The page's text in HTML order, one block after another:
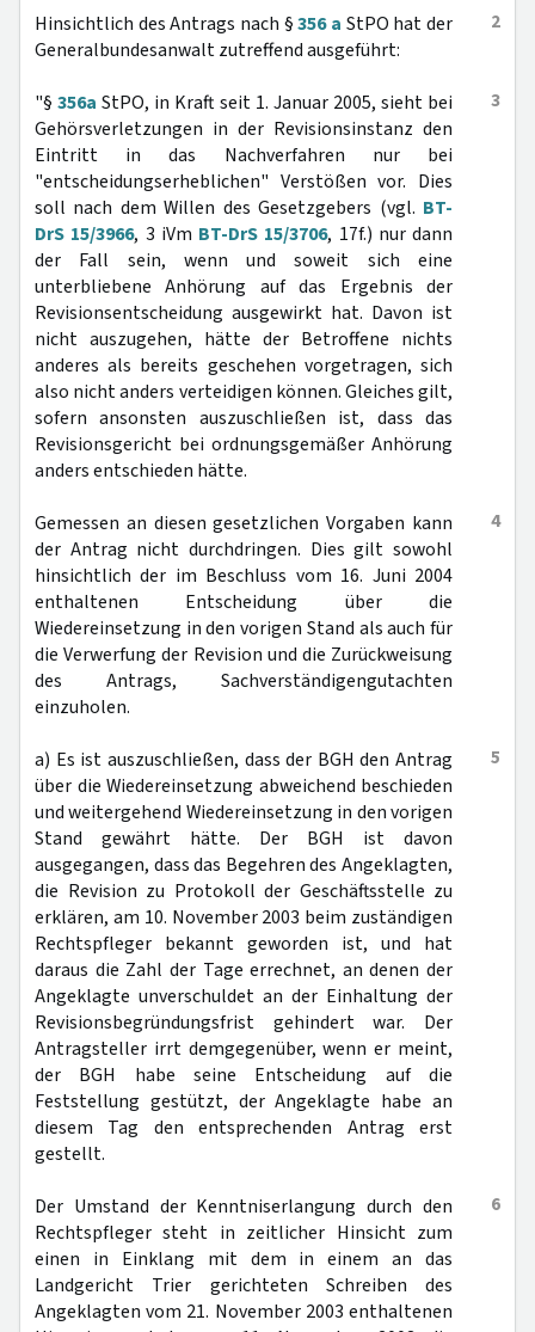
2
Hinsichtlich des Antrags nach §356 a StPO hat der
Generalbundesanwalt zutreffend ausgeführt:
3
"§356a StPO, in Kraft seit 1. Januar 2005, sieht bei
Gehörsverletzungen in der Revisionsinstanz den
Eintritt in das Nachverfahren nur bei
"entscheidungserheblichen" Verstößen vor. Dies
soll nach dem Willen des Gesetzgebers (vgl. BT-
DrS 15/3966, 3 iVm BT-DrS 15/3706, 17f.) nur dann
der Fall sein, wenn und soweit sich eine
unterbliebene Anhörung auf das Ergebnis der
Revisionsentscheidung ausgewirkt hat. Davon ist
nicht auszugehen, hätte der Betroffene nichts
anderes als bereits geschehen vorgetragen, sich
also nicht anders verteidigen können. Gleiches gilt,
sofern ansonsten auszuschließen ist, dass das
Revisionsgericht bei ordnungsgemäßer Anhörung
anders entschieden hätte.
4
Gemessen an diesen gesetzlichen Vorgaben kann
der Antrag nicht durchdringen. Dies gilt sowohl
hinsichtlich der im Beschluss vom 16. Juni 2004
enthaltenen Entscheidung über die
Wiedereinsetzung in den vorigen Stand als auch für
die Verwerfung der Revision und die Zurückweisung
des Antrags, Sachverständigengutachten
einzuholen.
5
a) Es ist auszuschließen, dass der BGH den Antrag
über die Wiedereinsetzung abweichend beschieden
und weitergehend Wiedereinsetzung in den vorigen
Stand gewährt hätte. Der BGH ist davon
ausgegangen, dass das Begehren des Angeklagten,
die Revision zu Protokoll der Geschäftsstelle zu
erklären, am 10. November 2003 beim zuständigen
Rechtspfleger bekannt geworden ist, und hat
daraus die Zahl der Tage errechnet, an denen der
Angeklagte unverschuldet an der Einhaltung der
Revisionsbegründungsfrist gehindert war. Der
Antragsteller irrt demgegenüber, wenn er meint,
der BGH habe seine Entscheidung auf die
Feststellung gestützt, der Angeklagte habe an
diesem Tag den entsprechenden Antrag erst
gestellt.
6
Der Umstand der Kenntniserlangung durch den
Rechtspfleger steht in zeitlicher Hinsicht zum
einen in Einklang mit dem in einem an das
Landgericht Trier gerichteten Schreiben des
Angeklagten vom 21. November 2003 enthaltenen